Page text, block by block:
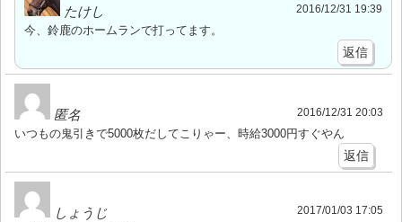
たけし 2016/12/31 19:39
今、鈴鹿のホームランで打ってます。
返信
匿名 2016/12/31 20:03
いつもの鬼引きで5000枚だしてこりゃー、時給3000円すぐやん
返信
しょうじ 2017/01/03 17:05